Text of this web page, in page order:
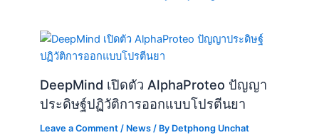
DeepMind เปิดตัว AlphaProteo ปัญญา
ประดิษฐ์ปฏิวัติการออกแบบโปรตีนยา
Leave a Comment / News / By Detphong Unchat